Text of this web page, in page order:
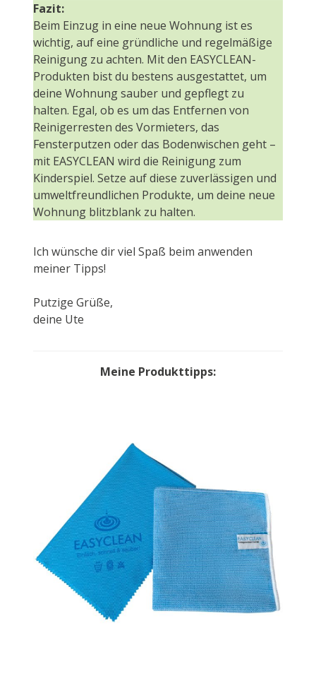
Fazit:
Beim Einzug in eine neue Wohnung ist es
wichtig, auf eine gründliche und regelmäßige
Reinigung zu achten. Mit den EASYCLEAN-
Produkten bist du bestens ausgestattet, um
deine Wohnung sauber und gepflegt zu
halten. Egal, ob es um das Entfernen von
Reinigerresten des Vormieters, das
Fensterputzen oder das Bodenwischen geht –
mit EASYCLEAN wird die Reinigung zum
Kinderspiel. Setze auf diese zuverlässigen und
umweltfreundlichen Produkte, um deine neue
Wohnung blitzblank zu halten.
Ich wünsche dir viel Spaß beim anwenden
meiner Tipps!
Putzige Grüße,
deine Ute
Meine Produkttipps: